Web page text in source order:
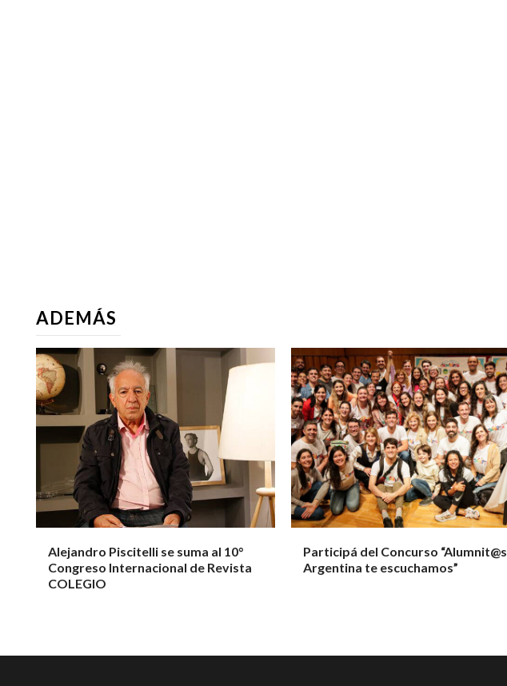
ADEMÁS
Alejandro Piscitelli se suma al 10°
Congreso Internacional de Revista
COLEGIO
Participá del Concurso “Alumnit@s,
Argentina te escuchamos”